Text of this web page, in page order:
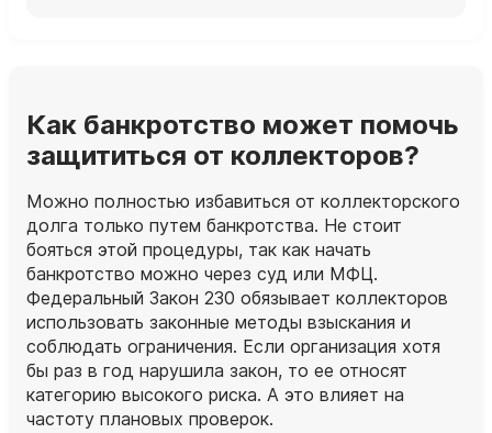
Как банкротство может помочь
защититься от коллекторов?
Можно полностью избавиться от коллекторского
долга только путем банкротства. Не стоит
бояться этой процедуры, так как начать
банкротство можно через суд или МФЦ.
Федеральный Закон 230 обязывает коллекторов
использовать законные методы взыскания и
соблюдать ограничения. Если организация хотя
бы раз в год нарушила закон, то ее относят
категорию высокого риска. А это влияет на
частоту плановых проверок.